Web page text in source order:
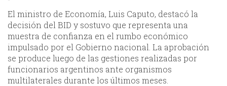
El ministro de Economía, Luis Caputo, destacó la
decisión del BID y sostuvo que representa una
muestra de confianza en el rumbo económico
impulsado por el Gobierno nacional. La aprobación
se produce luego de las gestiones realizadas por
funcionarios argentinos ante organismos
multilaterales durante los últimos meses.